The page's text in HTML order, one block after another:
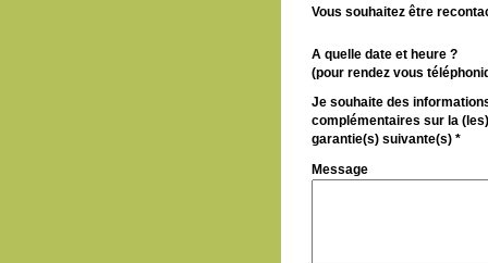
Vous souhaitez être
A quelle date et heure ?
(pour rendez vous
Je souhaite des
complémentaires sur la (les)
garantie(s) suivante(s) *
Message